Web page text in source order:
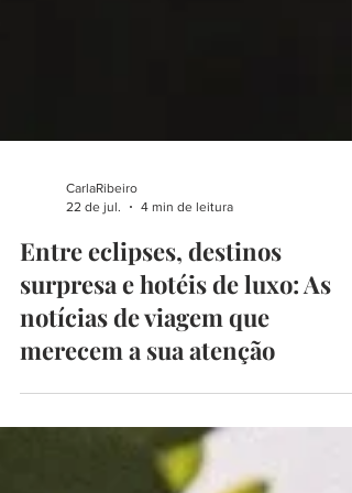
CarlaRibeiro
22 de jul.
4 min de leitura
Entre eclipses, destinos
surpresa e hotéis de luxo: As
notícias de viagem que
merecem a sua atenção